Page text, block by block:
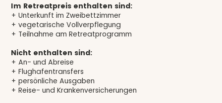
Im Retreatpreis enthalten sind:
+ Unterkunft im Zweibettzimmer
+ vegetarische Vollverpflegung
+ Teilnahme am Retreatprogramm
Nicht enthalten sind:
+ An- und Abreise
+ Flughafentransfers
+ persönliche Ausgaben
+ Reise- und Krankenversicherungen